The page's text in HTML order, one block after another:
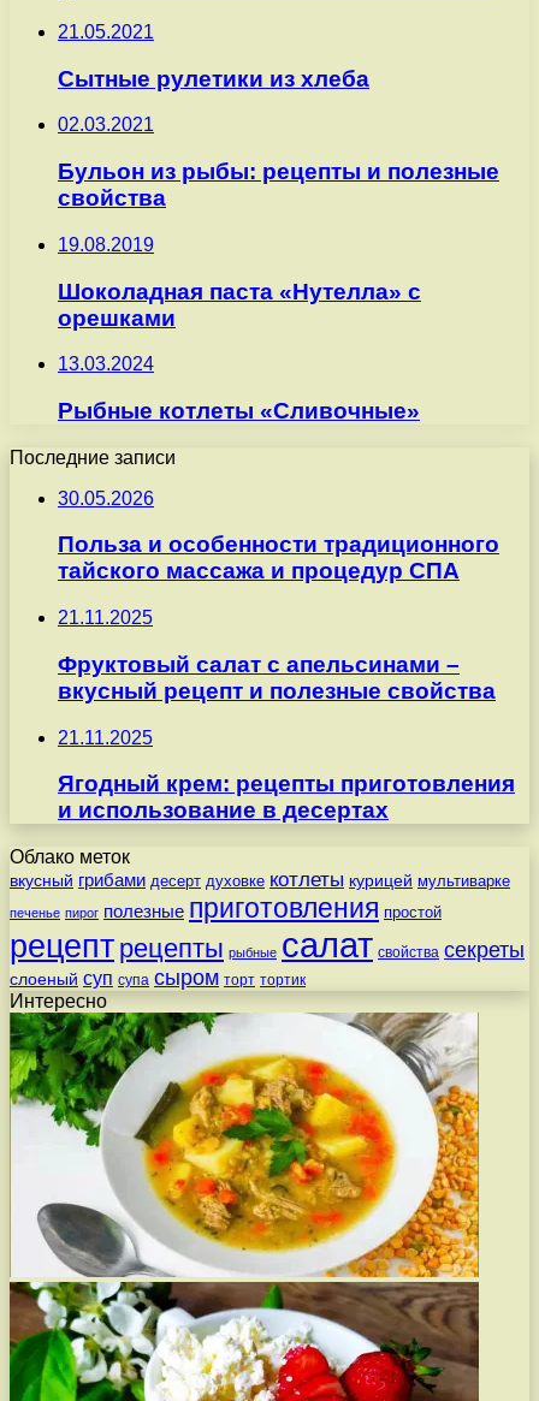
21.05.2021
Сытные рулетики из хлеба
02.03.2021
Бульон из рыбы: рецепты и полезные
свойства
19.08.2019
Шоколадная паста «Нутелла» с
орешками
13.03.2024
Рыбные котлеты «Сливочные»
Последние записи
30.05.2026
Польза и особенности традиционного
тайского массажа и процедур СПА
21.11.2025
Фруктовый салат с апельсинами –
вкусный рецепт и полезные свойства
21.11.2025
Ягодный крем: рецепты приготовления
и использование в десертах
Облако меток
вкусный грибами десерт духовке котлеты курицей мультиварке
печенье пирог полезные приготовления простой
рецепт рецепты рыбные салат свойства секреты
слоеный суп супа сыром торт тортик
Интересно